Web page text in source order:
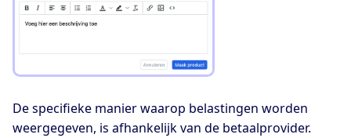
De specifieke manier waarop belastingen worden
weergegeven, is afhankelijk van de betaalprovider.